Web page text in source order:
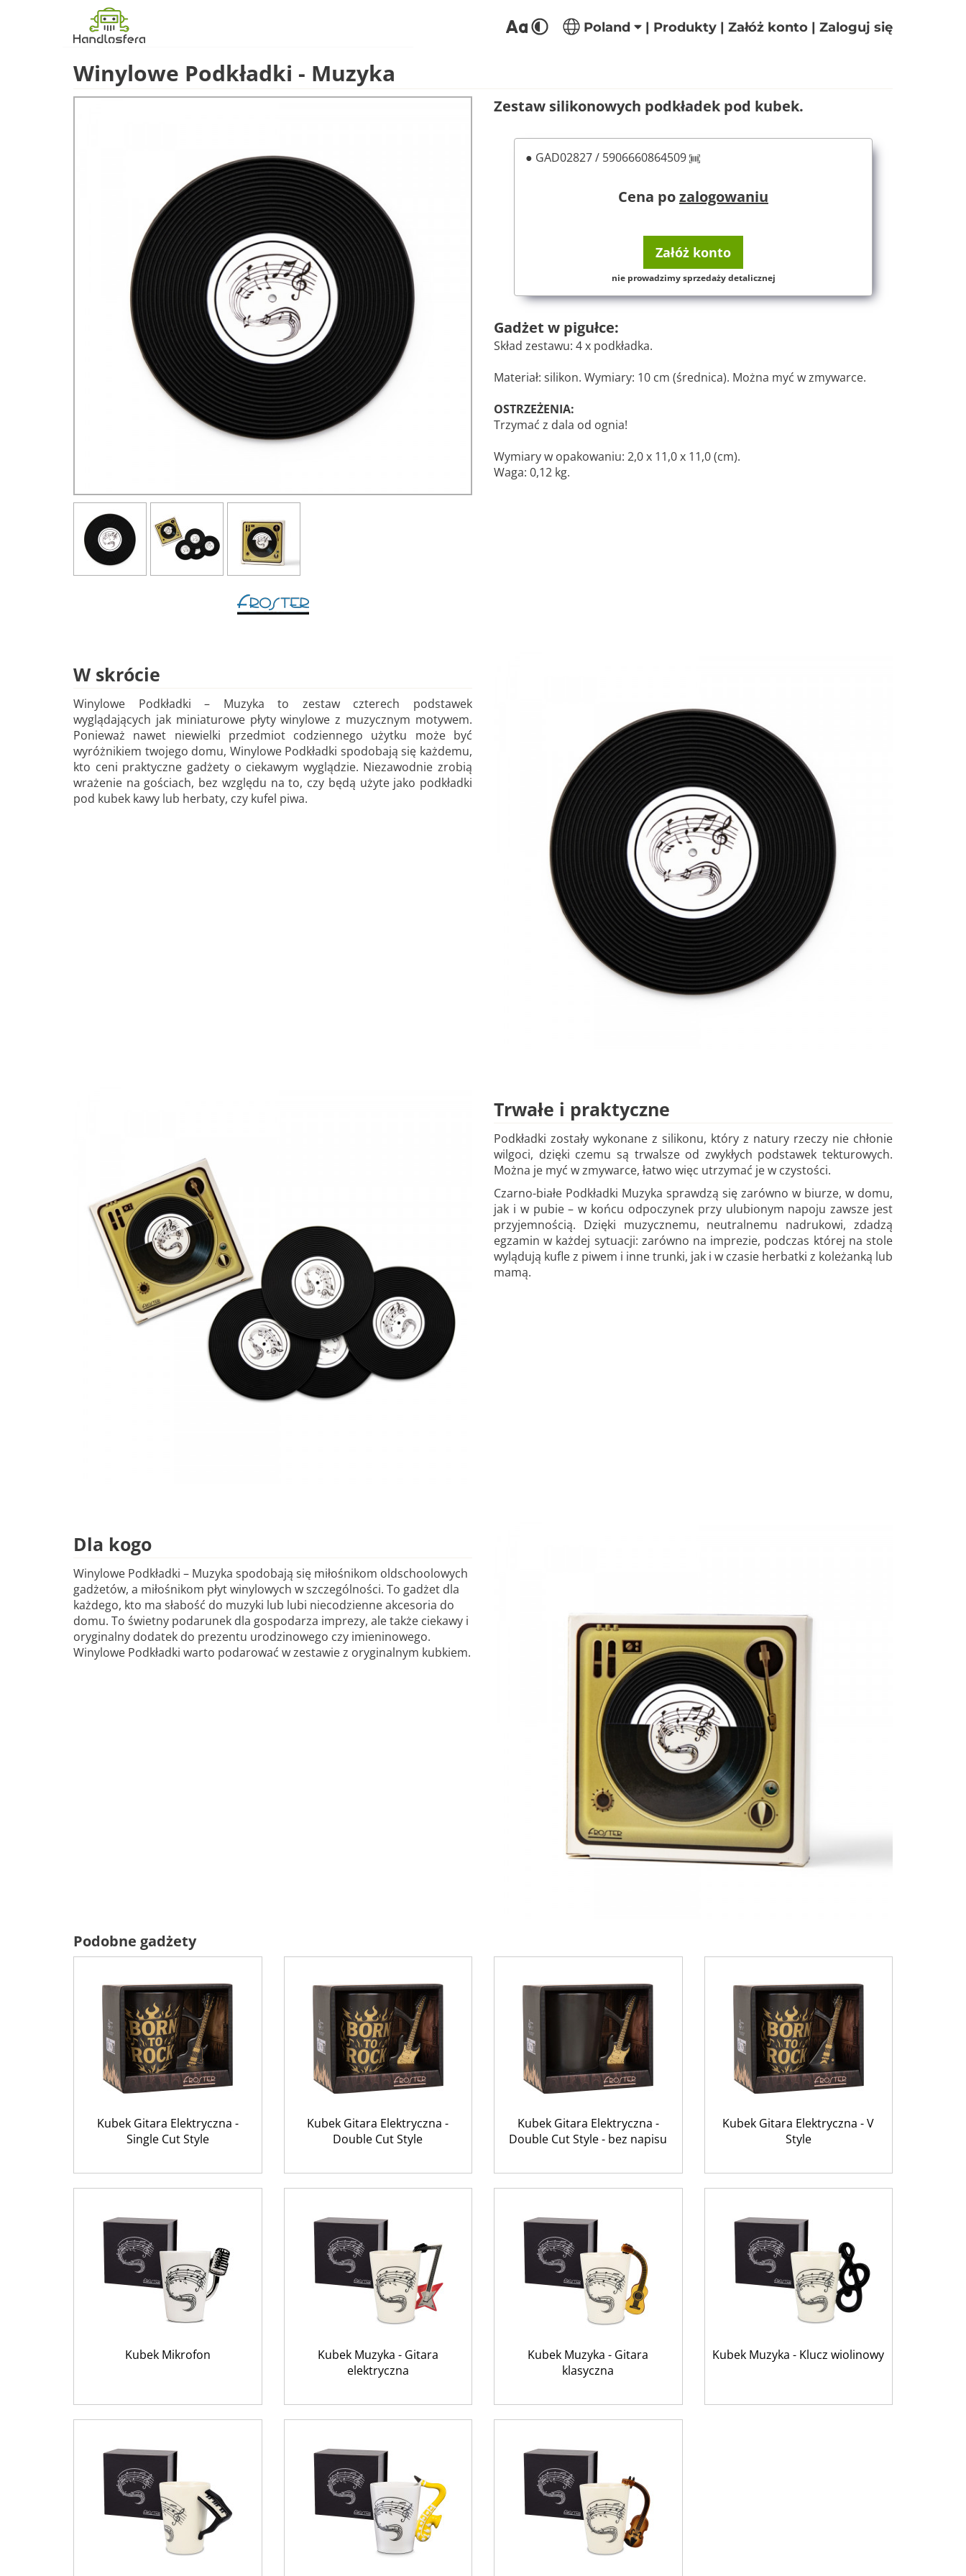
Poland | Produkty | Załóż konto | Zaloguj się
Winylowe Podkładki - Muzyka
Zestaw silikonowych podkładek pod kubek.
● GAD02827 / 5906660864509
Cena pozalogowaniu
Załóż konto
nie prowadzimy sprzedaży detalicznej
Gadżet w pigułce:
Skład zestawu: 4 x podkładka.
Materiał: silikon. Wymiary: 10 cm (średnica). Można myć w zmywarce.
OSTRZEŻENIA:
Trzymać z dala od ognia!
Wymiary w opakowaniu: 2,0 x 11,0 x 11,0 (cm).
Waga: 0,12 kg.
W skrócie
Winylowe Podkładki – Muzyka to zestaw czterech podstawek
wyglądających jak miniaturowe płyty winylowe z muzycznym motywem.
Ponieważ nawet niewielki przedmiot codziennego użytku może być
wyróżnikiem twojego domu, Winylowe Podkładki spodobają się każdemu,
kto ceni praktyczne gadżety o ciekawym wyglądzie. Niezawodnie zrobią
wrażenie na gościach, bez względu na to, czy będą użyte jako podkładki
pod kubek kawy lub herbaty, czy kufel piwa.
Trwałe i praktyczne
Podkładki zostały wykonane z silikonu, który z natury rzeczy nie chłonie
wilgoci, dzięki czemu są trwalsze od zwykłych podstawek tekturowych.
Można je myć w zmywarce, łatwo więc utrzymać je w czystości.
Czarno-białe Podkładki Muzyka sprawdzą się zarówno w biurze, w domu,
jak i w pubie – w końcu odpoczynek przy ulubionym napoju zawsze jest
przyjemnością. Dzięki muzycznemu, neutralnemu nadrukowi, zdadzą
egzamin w każdej sytuacji: zarówno na imprezie, podczas której na stole
wylądują kufle z piwem i inne trunki, jak i w czasie herbatki z koleżanką lub
mamą.
Dla kogo
Winylowe Podkładki – Muzyka spodobają się miłośnikom oldschoolowych
gadżetów, a miłośnikom płyt winylowych w szczególności. To gadżet dla
każdego, kto ma słabość do muzyki lub lubi niecodzienne akcesoria do
domu. To świetny podarunek dla gospodarza imprezy, ale także ciekawy i
oryginalny dodatek do prezentu urodzinowego czy imieninowego.
Winylowe Podkładki warto podarować w zestawie z oryginalnym kubkiem.
Podobne gadżety
Kubek Gitara Elektryczna -
Single Cut Style
Kubek Gitara Elektryczna -
Double Cut Style
Kubek Gitara Elektryczna -
Double Cut Style - bez napisu
Kubek Gitara Elektryczna - V
Style
Kubek Mikrofon
Kubek Muzyka - Gitara
elektryczna
Kubek Muzyka - Gitara
klasyczna
Kubek Muzyka - Klucz wiolinowy